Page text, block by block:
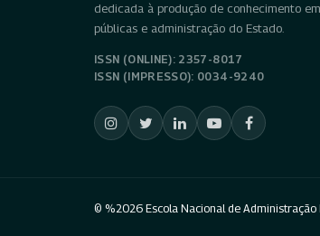
dedicada à produção de conhecimento
públicas e administração do Estado.
ISSN (ONLINE): 2357-8017
ISSN (IMPRESSO): 0034-9240
© %2026 Escola Nacional de Administração